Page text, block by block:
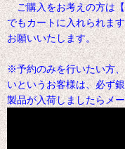
ご購入をお考えの方は【
でもカートに入れられま
お願い
※予約のみを行いたい方
いというお客様は、必ず
製品が入荷しましたらメ